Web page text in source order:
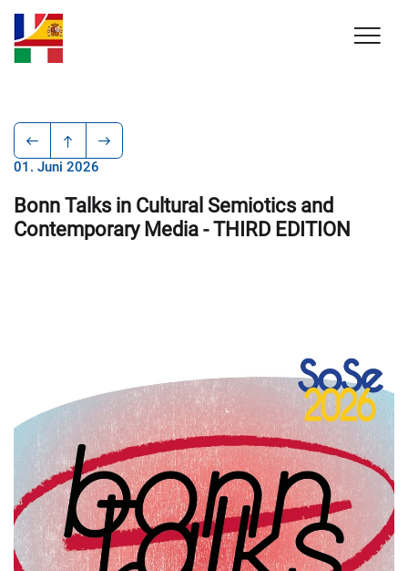
01. Juni 2026
Bonn Talks in Cultural Semiotics and
Contemporary Media - THIRD EDITION